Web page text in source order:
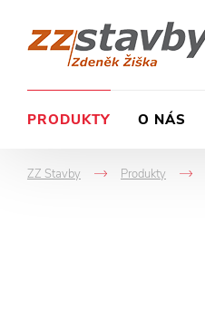
PRODUKTY O NÁS
ZZ Stavby
->
Produkty